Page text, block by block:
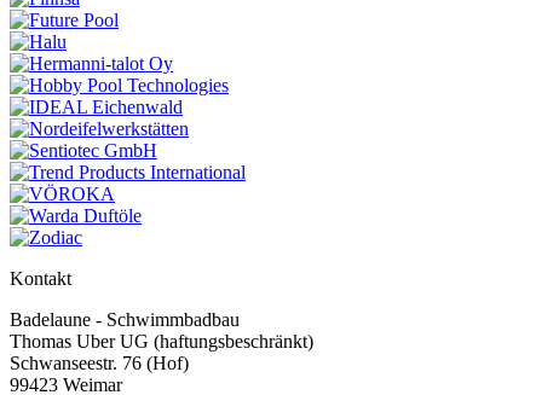
Kontakt
Badelaune - Schwimmbadbau
Thomas Uber UG (haftungsbeschränkt)
Schwanseestr. 76 (Hof)
99423 Weimar